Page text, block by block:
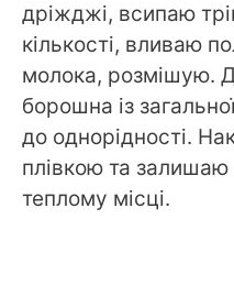
дріжджі, всипаю
кількості, вливаю
молока, розмішую.
борошна із
до однорідності.
плівкою та
теплому місці.